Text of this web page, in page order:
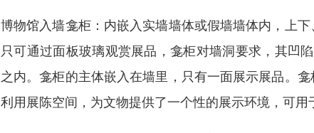
博物馆入墙龛柜：内嵌入实墙墙体或假墙墙体内，上
只可通过面板玻璃观赏展品，龛柜对墙洞要求，其凹
之内。龛柜的主体嵌入在墙里，只有一面展示展品。
利用展陈空间，为文物提供了一个性的展示环境，可用